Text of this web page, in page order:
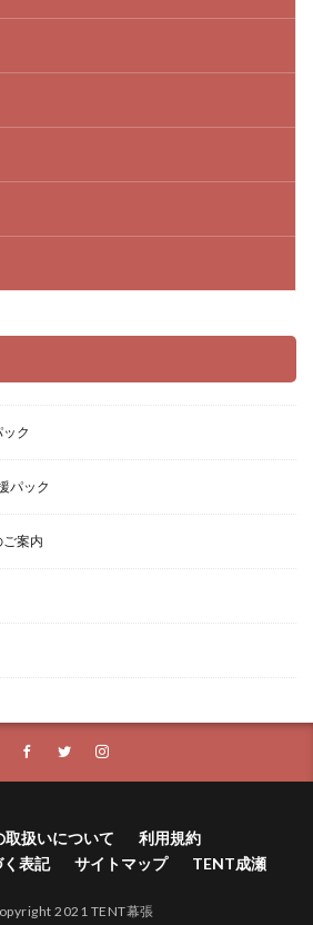
ク
パック
案内
取扱いについて
利用規約
表記
サイトマップ TENT成瀬
2021 TENT幕張